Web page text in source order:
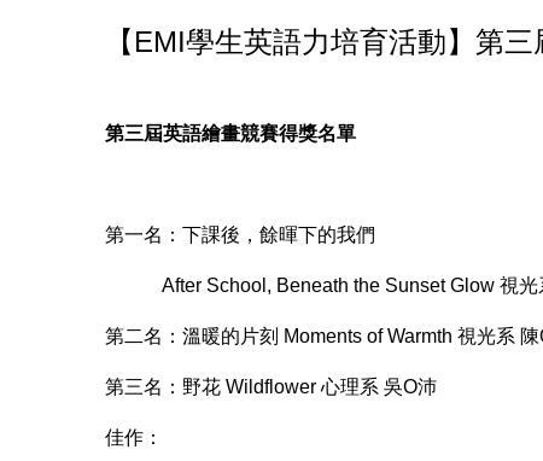
【EMI學生英語力培育活動】第
第三屆英語繪畫競賽得獎名單
第一名：下課後，餘暉下的我們
After School, Beneath the Sunset Glow 視光
第二名：溫暖的片刻 Moments of Warmth 視光系 陳
第三名：野花 Wildflower 心理系 吳O沛
佳作：